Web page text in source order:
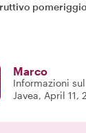
Marco
Informazioni
Javea, April 11,